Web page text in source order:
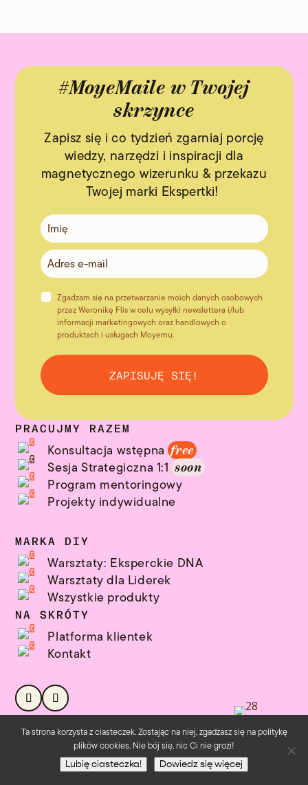
#MoyeMaile w Twojej
skrzynce
Zapisz się i co tydzień zgarniaj porcję
wiedzy, narzędzi i inspiracji dla
magnetycznego wizerunku & przekazu
Twojej marki Ekspertki!
Zgadzam się na przetwarzanie moich danych osobowych
przez Weronikę Flis w celu wysyłki newslettera i/lub
informacji marketingowych oraz handlowych o
produktach i usługach Moyemu.
ZAPISUJĘ SIĘ!
PRACUJMY RAZEM
Konsultacja wstępnafree
Sesja Strategiczna 1:1soon
Program mentoringowy
Projekty indywidualne
MARKA DIY
Warsztaty: Eksperckie DNA
Warsztaty dla Liderek
Wszystkie produkty
NA SKRÓTY
Platforma klientek
Kontakt
Copyrigts 2017 - 2026 © Weronika Flis • Kopiowanie
zawartosci, treści, grafik i zdjęć ze strony zabronione.
Regulamin•Polityka prywatności
Ta strona korzysta z ciasteczek. Zostając na niej, zgadzasz się na politykę
plików cookies. Nie bój się, nic Ci nie grozi!
Lubię ciasteczka! Dowiedz się więcej